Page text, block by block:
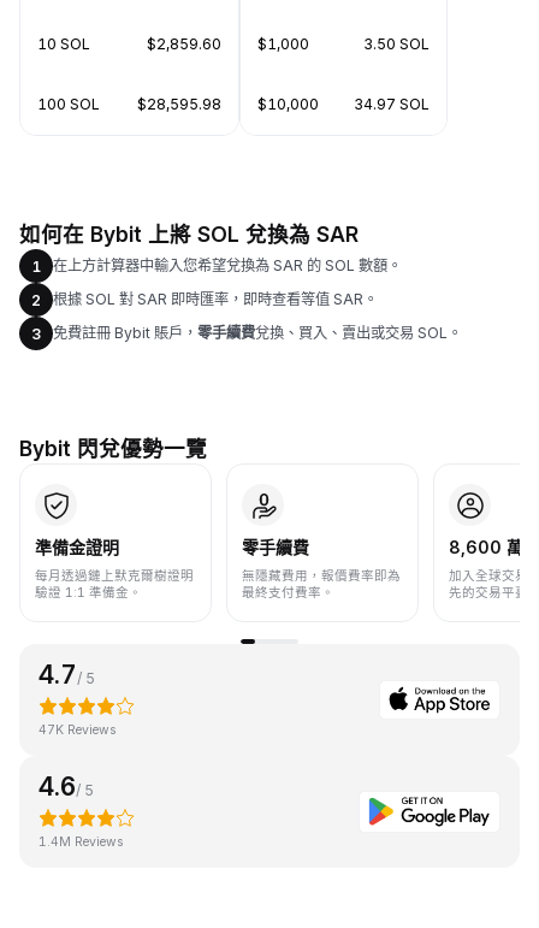
10 SOL $2,859.60
100 SOL $28,595.98
$1,000 3.50 SOL
$10,000 34.97 SOL
如何在 Bybit 上將 SOL 兌換為 SAR
1
在上方計算器中輸入您希望兌換為 SAR 的 SOL 數額。
2
根據 SOL 對 SAR 即時匯率，即時查看等值 SAR。
3
免費註冊 Bybit 賬戶， 零手續費兌換、買入、賣出或交易 SOL。
Bybit 閃兌優勢一覽
準備金證明
每月透過鏈上默克爾樹證明
驗證 1:1 準備金。
零手續費
無隱藏費用，報價費率即為
最終支付費率。
8,600 萬+
加入全球交易
先的交易平臺
4.7/ 5
47K Reviews
4.6/ 5
1.4M Reviews